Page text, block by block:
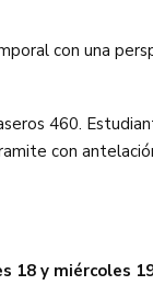
con una
460.
con
18 y miércoles